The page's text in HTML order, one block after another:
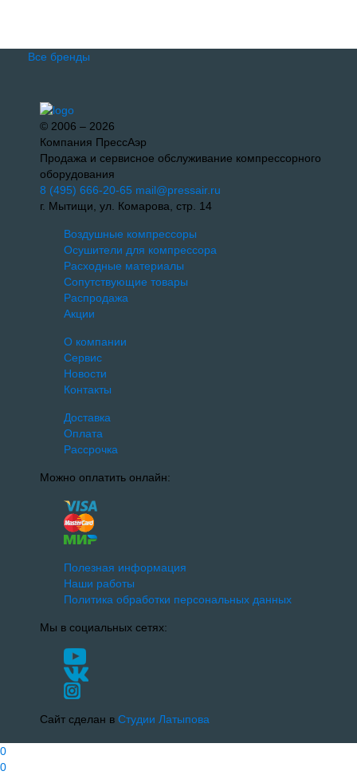
Все бренды
© 2006 – 2026
Компания ПрессАэр
Продажа и сервисное обслуживание компрессорного
оборудования
8 (495) 666-20-65 mail@pressair.ru
г. Мытищи, ул. Комарова, стр. 14
Воздушные компрессоры
Осушители для компрессора
Расходные материалы
Сопутствующие товары
Распродажа
Акции
О компании
Сервис
Новости
Контакты
Доставка
Оплата
Рассрочка
Можно оплатить онлайн:
Полезная информация
Наши работы
Политика обработки персональных данных
Мы в социальных сетях:
Сайт сделан в Студии Латыпова
0
0